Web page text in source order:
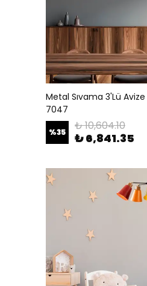
Metal Sıvama 3'Lü
7047
%35 ₺ 10,604.10
₺ 6,841.35